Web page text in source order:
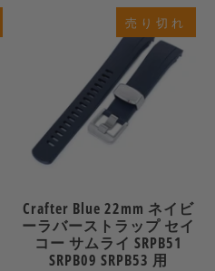
ュ
ー
売り切れ
Crafter Blue 22mm ネイビ
ーラバーストラップ セイ
コー サムライ SRPB51
SRPB09 SRPB53 用